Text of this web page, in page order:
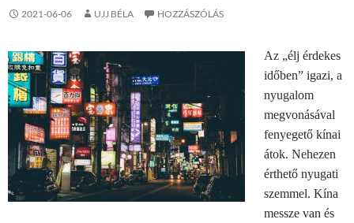
2021-06-06 UJJ BÉLA HOZZÁSZÓLÁS
Az „élj érdekes
időben” igazi, a
nyugalom
megvonásával
fenyegető kínai
átok. Nehezen
érthető nyugati
szemmel. Kína
messze van és